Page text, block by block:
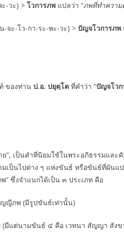
-วะ) > โวการภพ แปลว่า “ภพที่ทำความ
-จะ-โว-กา-ระ-พะ-วะ) > ปัญจโวการภพ
ของท่าน ป.อ. ปยุตฺโต ที่คำว่า “ปัญจโวก
ย”, เป็นคำที่นิยมใช้ในพระอภิธรรมแล
เป็นไปต่าง ๆ แห่งขันธ์ หรือขันธ์ที่ผันแ
ซึ่งจำแนกได้เป็น ๓ ประเภท คือ
ญีภพ (มีรูปขันธ์เท่านั้น)
มีแต่นามขันธ์ ๔ คือ เวทนา สัญญา สัง